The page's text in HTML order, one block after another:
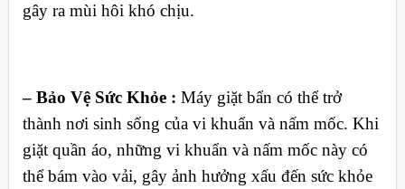
gây ra mùi hôi khó chịu.
– Bảo Vệ Sức Khỏe : Máy giặt bẩn có thể trở
thành nơi sinh sống của vi khuẩn và nấm mốc. Khi
giặt quần áo, những vi khuẩn và nấm mốc này có
thể bám vào vải, gây ảnh hưởng xấu đến sức khỏe